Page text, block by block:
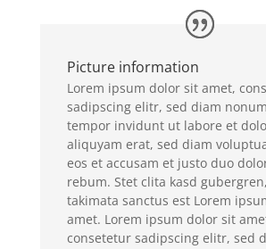
Picture information
Lorem ipsum dolor sit amet,
sadipscing elitr, sed diam
tempor invidunt ut labore et
aliquyam erat, sed diam
eos et accusam et justo duo
rebum. Stet clita kasd
takimata sanctus est Lorem
amet. Lorem ipsum dolor sit
consetetur sadipscing elitr, sed